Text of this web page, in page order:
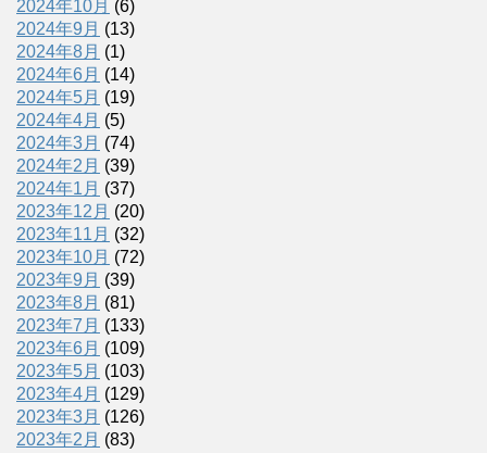
2024年10月 (6)
2024年9月 (13)
2024年8月 (1)
2024年6月 (14)
2024年5月 (19)
2024年4月 (5)
2024年3月 (74)
2024年2月 (39)
2024年1月 (37)
2023年12月 (20)
2023年11月 (32)
2023年10月 (72)
2023年9月 (39)
2023年8月 (81)
2023年7月 (133)
2023年6月 (109)
2023年5月 (103)
2023年4月 (129)
2023年3月 (126)
2023年2月 (83)